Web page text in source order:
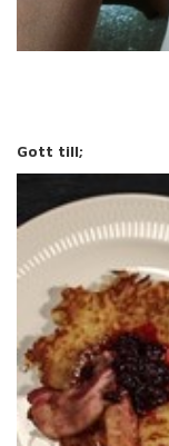
Gott till;